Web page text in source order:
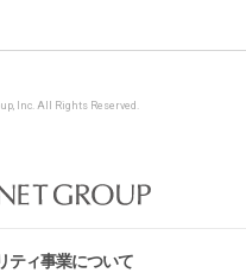
Inc. All Rights Reserved.
ティ事業について